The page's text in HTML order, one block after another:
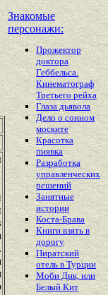
Знакомые
персонажи:
Прожектор
доктора
Геббельса.
Кинематограф
Третьего рейха
Глаза дьявола
Дело о сонном
моските
Красотка
пиявка
Разработка
управленческих
решений
Занятные
истории
Коста-Брава
Книги взять в
дорогу
Пиратский
отель в Турции
Моби Дик, или
Белый Кит